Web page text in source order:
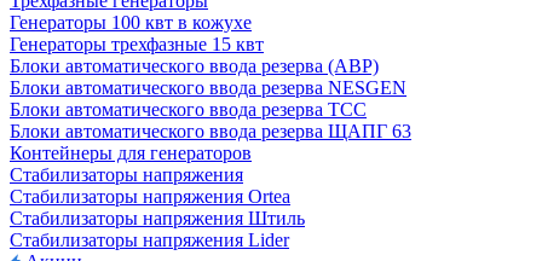
Генераторы 100 квт в кожухе
Генераторы трехфазные 15 квт
Блоки автоматического ввода резерва (АВР)
Блоки автоматического ввода резерва NESGEN
Блоки автоматического ввода резерва ТСС
Блоки автоматического ввода резерва ЩАПГ 63
Контейнеры для генераторов
Стабилизаторы напряжения
Стабилизаторы напряжения Ortea
Стабилизаторы напряжения Штиль
Стабилизаторы напряжения Lider